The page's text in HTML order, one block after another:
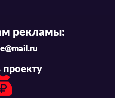
рекламы:
проекту